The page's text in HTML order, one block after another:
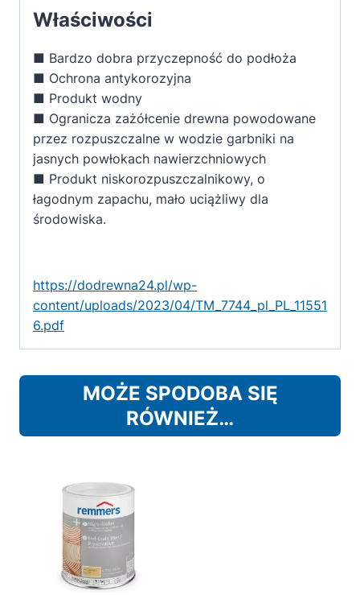
Właściwości
■ Bardzo dobra przyczepność do podłoża
■ Ochrona antykorozyjna
■ Produkt wodny
■ Ogranicza zażółcenie drewna powodowane
przez rozpuszczalne w wodzie garbniki na
jasnych powłokach nawierzchniowych
■ Produkt niskorozpuszczalnikowy, o
łagodnym zapachu, mało uciążliwy dla
środowiska.
https://dodrewna24.pl/wp-
content/uploads/2023/04/TM_7744_pl_PL_11551
6.pdf
MOŻE SPODOBA SIĘ
RÓWNIEŻ…